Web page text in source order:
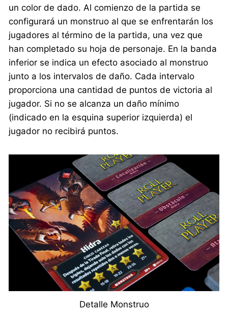
un color de dado. Al comienzo de la partida se
configurará un monstruo al que se enfrentarán los
jugadores al término de la partida, una vez que
han completado su hoja de personaje. En la banda
inferior se indica un efecto asociado al monstruo
junto a los intervalos de daño. Cada intervalo
proporciona una cantidad de puntos de victoria al
jugador. Si no se alcanza un daño mínimo
(indicado en la esquina superior izquierda) el
jugador no recibirá puntos.
Detalle Monstruo